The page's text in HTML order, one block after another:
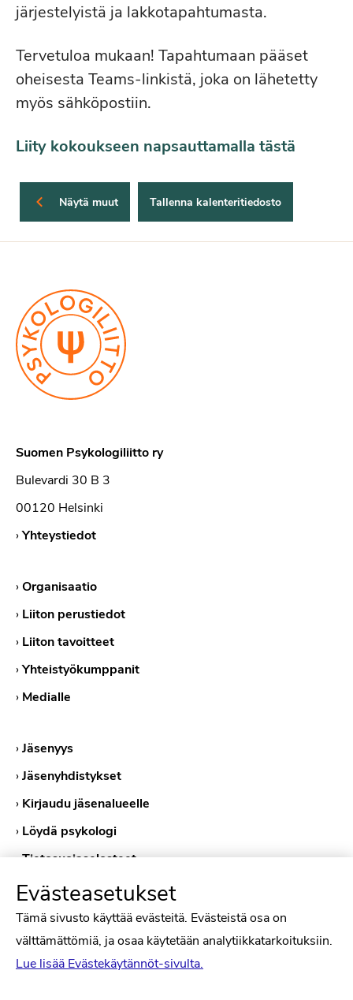
järjestelyistä ja lakkotapahtumasta.
Tervetuloa mukaan! Tapahtumaan pääset
oheisesta Teams-linkistä, joka on lähetetty
myös sähköpostiin.
Liity kokoukseen napsauttamalla tästä
Näytä muut
Suomen Psykologiliitto ry
Bulevardi 30 B 3
00120 Helsinki
›Yhteystiedot
›Organisaatio
› Liiton perustiedot
› Liiton tavoitteet
›Yhteistyökumppanit
› Medialle
›Jäsenyys
›Jäsenyhdistykset
› Kirjaudu jäsenalueelle
› Löydä psykologi
›Tietosuojaselosteet
›Evästekäytännöt
Evästeasetukset
Tämä sivusto käyttää evästeitä. Evästeistä osa on
välttämättömiä, ja osaa käytetään analytiikkatarkoituksiin.
Lue lisää Evästekäytännöt-sivulta.